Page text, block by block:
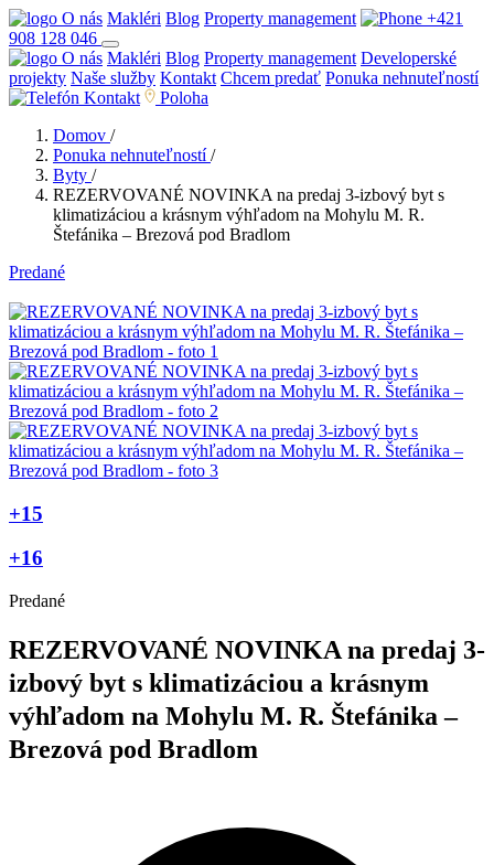
O nás Makléri Blog Property management
+421
908 128 046
O nás Makléri Blog Property management Developerské
projekty Naše služby Kontakt Chcem predať Ponuka nehnuteľností
Kontakt
Poloha
Domov /
Ponuka nehnuteľností /
Byty /
REZERVOVANÉ NOVINKA na predaj 3-izbový byt s
klimatizáciou a krásnym výhľadom na Mohylu M. R.
Štefánika – Brezová pod Bradlom
Predané
+15
+16
Predané
REZERVOVANÉ NOVINKA na predaj 3-
izbový byt s klimatizáciou a krásnym
výhľadom na Mohylu M. R. Štefánika –
Brezová pod Bradlom